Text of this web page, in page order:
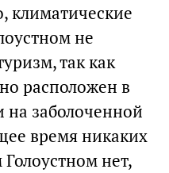
климатические
не
так как
расположен в
на заболоченной
время никаких
нет,